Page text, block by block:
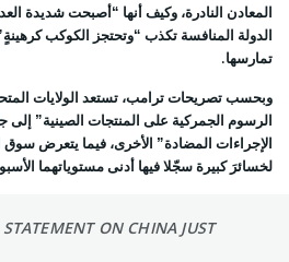
المعادن النادرة، وكيف أنها “أصبحت شديدة
الدولة المنافسة تكذب “وتحتجز الكوكب
تمارسها.
وبحسب تصريحات ترامب، تستعد الولايات
الرسوم الجمركية على المنتجات الصينية” إلى
الإجراءات المضادة” الأخرى، فيما يتعرض سوق
لخسائرَ كبيرة سجّلا فيها أدنى مستوياتهما
ON CHINA JUST